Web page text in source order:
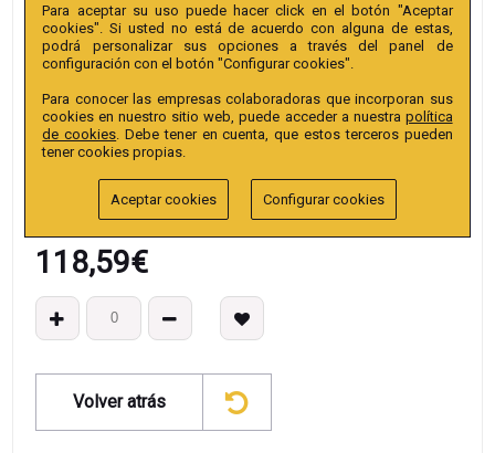
Referencia:242402
Colección
Punta Hex Hex. conductor 10mm extra
EAN13:
118,59€
Volver atrás
Para aceptar su uso puede hacer click en el botón "Aceptar
cookies". Si usted no está de acuerdo con alguna de estas,
podrá personalizar sus opciones a través del panel de
configuración con el botón "Configurar cookies".
Para conocer las empresas colaboradoras que incorporan sus
cookies en nuestro sitio web, puede acceder a nuestra política
de cookies . Debe tener en cuenta, que estos terceros pueden
tener cookies propias.
Aceptar cookies Configurar cookies